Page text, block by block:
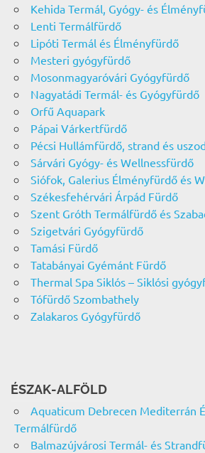
Kehida Termál, Gyógy- és
Lenti Termálfürdő
Lipóti Termál és Élményfürdő
Mesteri gyógyfürdő
Mosonmagyaróvári Gyógyfürdő
Nagyatádi Termál- és Gyógyfürdő
Orfű Aquapark
Pápai Várkertfürdő
Pécsi Hullámfürdő, strand és
Sárvári Gyógy- és Wellnessfürdő
Siófok, Galerius Élményfürdő és
Székesfehérvári Árpád Fürdő
Szent Gróth Termálfürdő és
Szigetvári Gyógyfürdő
Tamási Fürdő
Tatabányai Gyémánt Fürdő
Thermal Spa Siklós – Siklósi
Tófürdő Szombathely
Zalakaros Gyógyfürdő
ÉSZAK-ALFÖLD
Aquaticum Debrecen Mediterrán
Termálfürdő
Balmazújvárosi Termál- és